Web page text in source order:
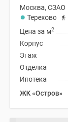
Москва, СЗАО
Терехово
Цена за м2
Корпус
Этаж
Отделка
Ипотека
ЖК «Остров»